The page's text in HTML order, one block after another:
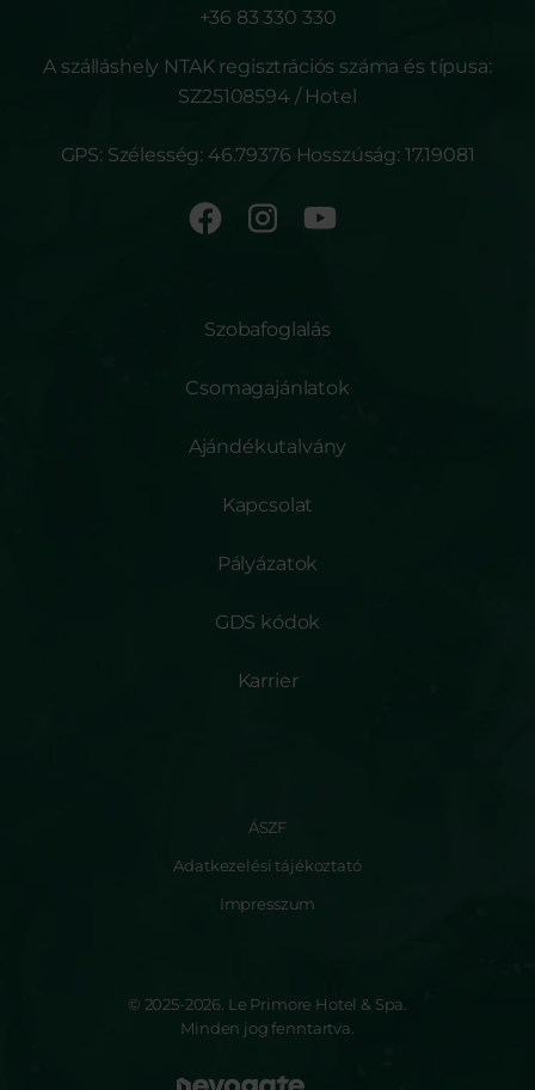
+36 83 330 330
A szálláshely NTAK regisztrációs száma és típusa:
SZ25108594 / Hotel
GPS: Szélesség: 46.79376 Hosszúság: 17.19081
Szobafoglalás
Csomagajánlatok
Ajándékutalvány
Kapcsolat
Pályázatok
GDS kódok
Karrier
ÁSZF
Adatkezelési tájékoztató
Impresszum
© 2025-2026. Le Primore Hotel & Spa.
Minden jog fenntartva.